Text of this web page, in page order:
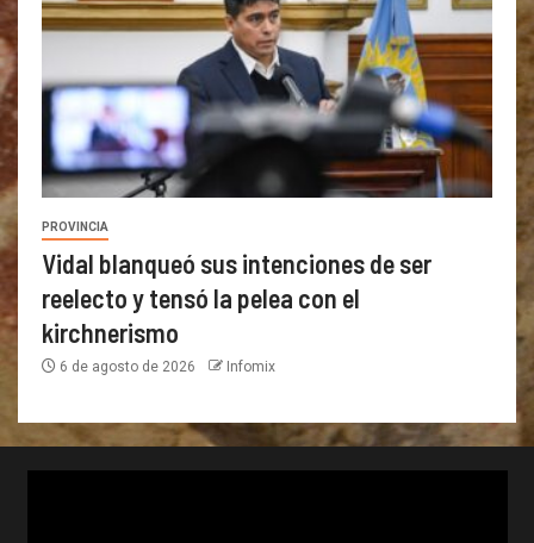
PROVINCIA
Vidal blanqueó sus intenciones de ser
reelecto y tensó la pelea con el
kirchnerismo
6 de agosto de 2026 Infomix